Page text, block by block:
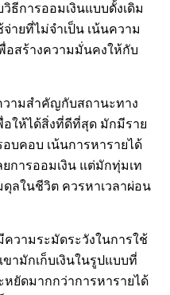
ธีการออมเงินแบบดั้งเดิม
ายที่ไม่จำเป็น เน้นความ
อสร้างความมั่นคงให้กับ
ความสำคัญกับสถานะทาง
อให้ได้สิ่งที่ดีที่สุด มักมีราย
อบคอบ เน้นการหารายได้
การออมเงิน แต่มักทุ่มเท
ลในชีวิต ควรหาเวลาผ่อน
ความระมัดระวังในการใช้
ขามักเก็บเงินในรูปแบบที่
หยัดมากกว่าการหารายได้